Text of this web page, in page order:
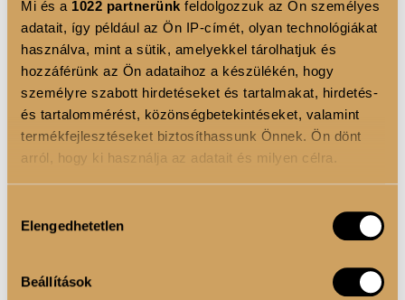
Mi és a 1022 partnerünk feldolgozzuk az Ön személyes
adatait, így például az Ön IP-címét, olyan technológiákat
használva, mint a sütik, amelyekkel tárolhatjuk és
hozzáférünk az Ön adataihoz a készülékén, hogy
személyre szabott hirdetéseket és tartalmakat, hirdetés-
és tartalommérést, közönségbetekintéseket, valamint
termékfejlesztéseket biztosíthassunk Önnek. Ön dönt
arról, hogy ki használja az adatait és milyen célra.
Információgyűjtés az Ön földrajzi elhelyezkedéséről
Az Ön készülékén beazonosítása annak konkrét
tulajdonságainak (ujjlenyomat) aktív ellenőrzésével
kiválasztása
Elengedhetetlen
Beállítások